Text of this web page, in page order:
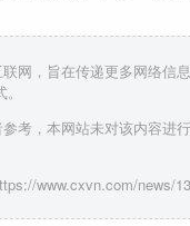
网，旨在传递更多网络信
考，本网站未对该内容进
www.cxvn.com/news/